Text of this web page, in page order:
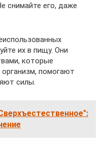
снимайте его, даже
их в пищу. Они
которые
помогают
силы.